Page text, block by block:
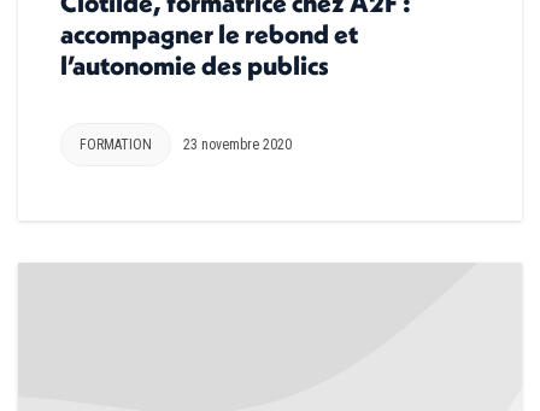
accompagner le rebond et
l’autonomie des publics
FORMATION 23 novembre 2020